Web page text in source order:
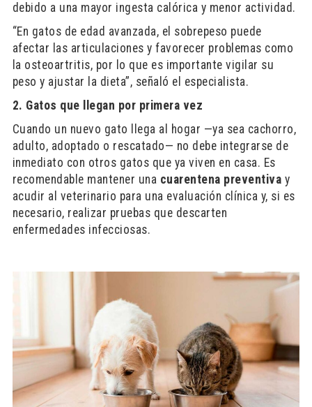
debido a una mayor ingesta calórica y menor actividad.
“En gatos de edad avanzada, el sobrepeso puede
afectar las articulaciones y favorecer problemas como
la osteoartritis, por lo que es importante vigilar su
peso y ajustar la dieta”, señaló el especialista.
2. Gatos que llegan por primera vez
Cuando un nuevo gato llega al hogar —ya sea cachorro,
adulto, adoptado o rescatado— no debe integrarse de
inmediato con otros gatos que ya viven en casa. Es
recomendable mantener una cuarentena preventiva y
acudir al veterinario para una evaluación clínica y, si es
necesario, realizar pruebas que descarten
enfermedades infecciosas.